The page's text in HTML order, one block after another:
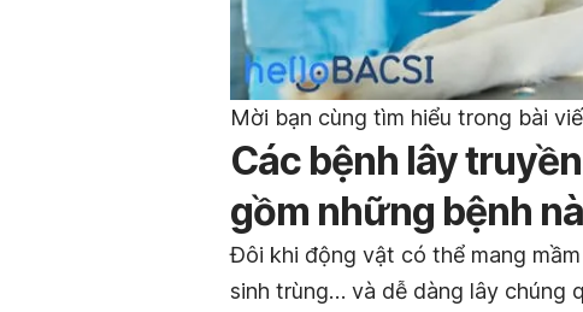
Mời bạn cùng tìm hiểu trong bài
Các bệnh lây
gồm những bệnh
Đôi khi động vật có thể mang
sinh trùng… và dễ dàng lây chúng